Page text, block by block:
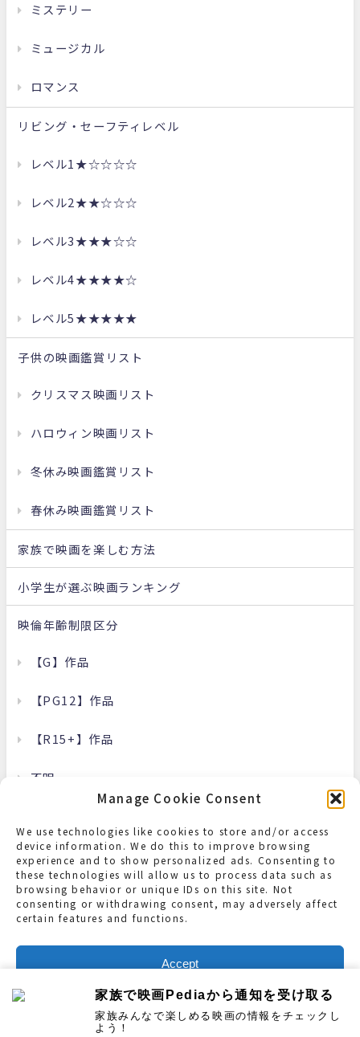
Manage Cookie Consent
We use technologies like cookies to store and/or access
device information. We do this to improve browsing
experience and to show personalized ads. Consenting to
these technologies will allow us to process data such as
browsing behavior or unique IDs on this site. Not
consenting or withdrawing consent, may adversely affect
certain features and functions.
Accept
Deny
ミステリー
ミュージカル
ロマンス
リビング・セーフティレベル
レベル1★☆☆☆☆
レベル2★★☆☆☆
レベル3★★★☆☆
レベル4★★★★☆
レベル5★★★★★
子供の映画鑑賞リスト
クリスマス映画リスト
ハロウィン映画リスト
冬休み映画鑑賞リスト
春休み映画鑑賞リスト
家族で映画を楽しむ方法
小学生が選ぶ映画ランキング
映倫年齢制限区分
【G】作品
【PG12】作品
【R15+】作品
不明
邦画
リビング・セーフティレベルについて
プライバシーポリシー
家族で映画Pedia All Rights Reserved.
家族で映画Pediaから通知を受け取る
家族みんなで楽しめる映画の情報をチェックし
よう！